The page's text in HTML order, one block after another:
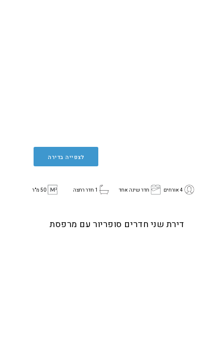
לצפייה בדירה
4 אורחים חדר שינה אחד 1 חדר רחצה 50 מ"ר
דירת שני חדרים סופריור עם מרפסת